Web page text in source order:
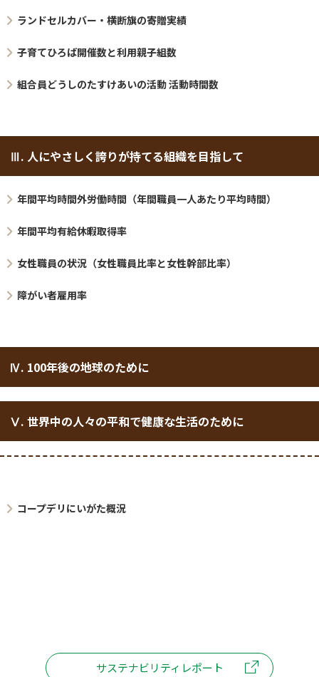
ランドセルカバー・横断旗の寄贈実績
子育てひろば開催数と利用親子組数
組合員どうしのたすけあいの活動 活動時間数
Ⅲ. 人にやさしく誇りが持てる組織を目指して
年間平均時間外労働時間（年間職員一人あたり平均時間）
年間平均有給休暇取得率
女性職員の状況（女性職員比率と女性幹部比率）
障がい者雇用率
Ⅳ. 100年後の地球のために
Ⅴ. 世界中の人々の平和で健康な生活のために
コープデリにいがた概況
サステナビリティレポート